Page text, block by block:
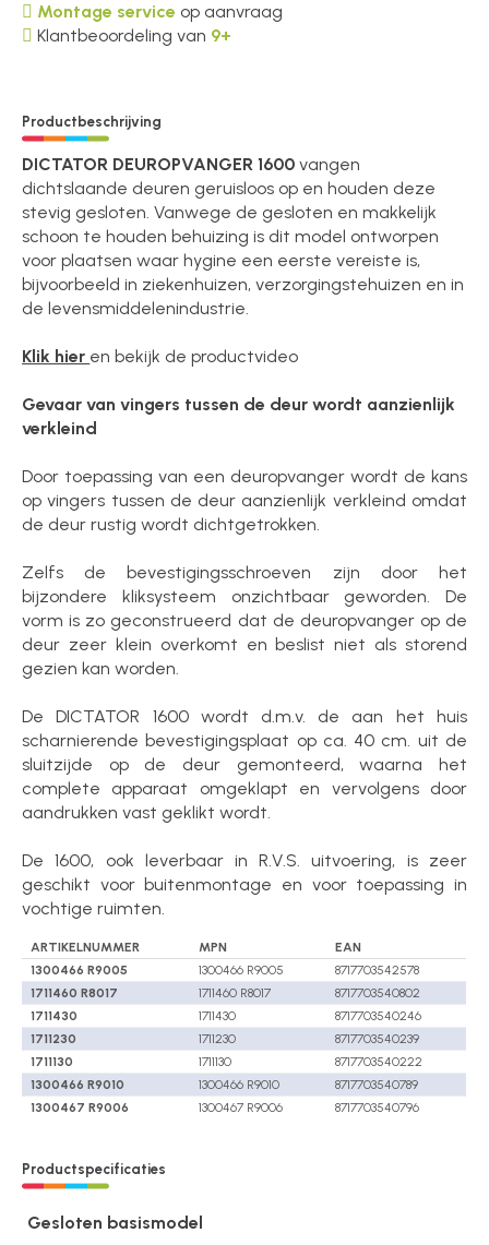
Montage service op aanvraag
Klantbeoordeling van 9+
Productbeschrijving
DICTATOR DEUROPVANGER 1600vangen
dichtslaande deuren geruisloos op en houden deze
stevig gesloten. Vanwege de gesloten en makkelijk
schoon te houden behuizing is dit model ontworpen
voor plaatsen waar hygine een eerste vereiste is,
bijvoorbeeld in ziekenhuizen, verzorgingstehuizen en in
de levensmiddelenindustrie.
Klik hier en bekijk de productvideo
Gevaar van vingers tussen de deur wordt aanzienlijk
verkleind
Door toepassing van een deuropvanger wordt de kans
op vingers tussen de deur aanzienlijk verkleind omdat
de deur rustig wordt dichtgetrokken.
Zelfs de bevestigingsschroeven zijn door het
bijzondere kliksysteem onzichtbaar geworden. De
vorm is zo geconstrueerd dat de deuropvanger op de
deur zeer klein overkomt en beslist niet als storend
gezien kan worden.
De DICTATOR 1600 wordt d.m.v. de aan het huis
scharnierende bevestigingsplaat op ca. 40 cm. uit de
sluitzijde op de deur gemonteerd, waarna het
complete apparaat omgeklapt en vervolgens door
aandrukken vast geklikt wordt.
De 1600, ook leverbaar in R.V.S. uitvoering, is zeer
geschikt voor buitenmontage en voor toepassing in
vochtige ruimten.
ARTIKELNUMMER MPN
EAN
1300466 R9005
1300466 R9005
8717703542578
1711460 R8017
1711460 R8017
8717703540802
1711430
1711430
8717703540246
1711230
1711230
8717703540239
1711130
1711130
8717703540222
1300466 R9010
1300466 R9010
8717703540789
1300467 R9006
1300467 R9006 8717703540796
Productspecificaties
Gesloten basismodel